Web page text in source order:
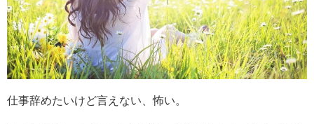
仕事辞めたいけど言えない、怖い。